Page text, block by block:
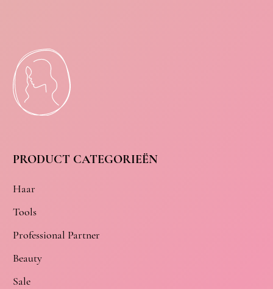
PRODUCT CATEGORIEËN
Haar
Tools
Professional Partner
Beauty
Sale